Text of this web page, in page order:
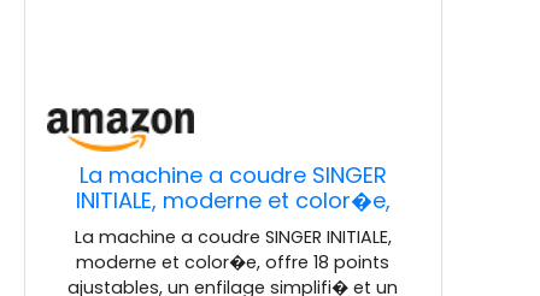
La machine a coudre SINGER
INITIALE, moderne et color�e,
offre 18 points ajustables, un
enfilage simplifi� et un �clairage
du plan de travail. Sa robustesse
La machine a coudre SINGER INITIALE,
moderne et color�e, offre 18 points
ajustables, un enfilage simplifi� et un